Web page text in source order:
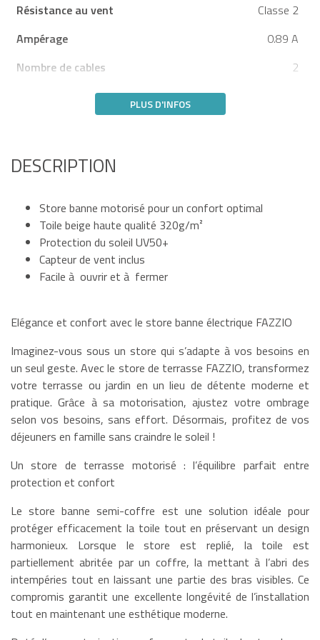
Résistance au vent
Classe 2
Ampérage
0.89 A
Nombre de cables
2
PLUS D'INFOS
DESCRIPTION
Store banne motorisé pour un confort optimal
Toile beige haute qualité 320g/m²
Protection du soleil UV50+
Capteur de vent inclus
Facile à ouvrir et à fermer
Elégance et confort avec le store banne électrique FAZZIO
Imaginez-vous sous un store qui s’adapte à vos besoins en
un seul geste. Avec le store de terrasse FAZZIO, transformez
votre terrasse ou jardin en un lieu de détente moderne et
pratique. Grâce à sa motorisation, ajustez votre ombrage
selon vos besoins, sans effort. Désormais, profitez de vos
déjeuners en famille sans craindre le soleil !
Un store de terrasse motorisé : l’équilibre parfait entre
protection et confort
Le store banne semi-coffre est une solution idéale pour
protéger efficacement la toile tout en préservant un design
harmonieux. Lorsque le store est replié, la toile est
partiellement abritée par un coffre, la mettant à l’abri des
intempéries tout en laissant une partie des bras visibles. Ce
compromis garantit une excellente longévité de l’installation
tout en maintenant une esthétique moderne.